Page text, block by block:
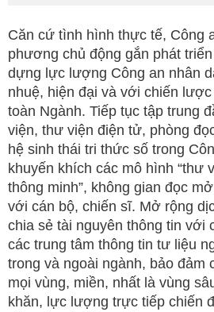
Căn cứ tình hình thực tế, Công
phương chủ động gắn phát
dựng lực lượng Công an nhân
nhuệ, hiện đại và với chiến
toàn Ngành. Tiếp tục tập trung
viện, thư viện điện tử, phòng
hệ sinh thái tri thức số trong
khuyến khích các mô hình “thư
thông minh”, không gian đọc
với cán bộ, chiến sĩ. Mở rộng
chia sẻ tài nguyên thông tin với
các trung tâm thông tin tư liệu
trong và ngoài ngành, bảo đảm
mọi vùng, miền, nhất là vùng
khăn, lực lượng trực tiếp chiến